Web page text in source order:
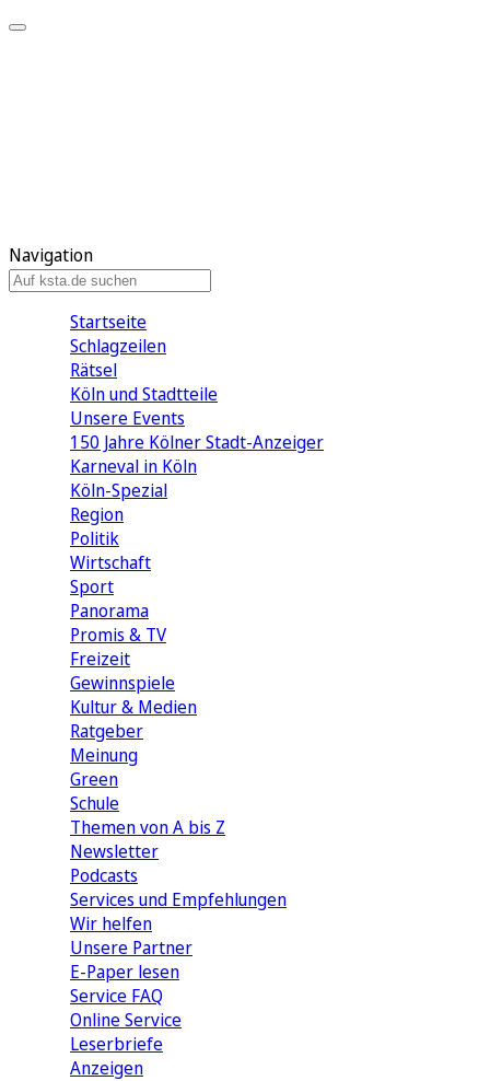
Navigation
Startseite
Schlagzeilen
Rätsel
Köln und Stadtteile
Unsere Events
150 Jahre Kölner Stadt-Anzeiger
Karneval in Köln
Köln-Spezial
Region
Politik
Wirtschaft
Sport
Panorama
Promis & TV
Freizeit
Gewinnspiele
Kultur & Medien
Ratgeber
Meinung
Green
Schule
Themen von A bis Z
Newsletter
Podcasts
Services und Empfehlungen
Wir helfen
Unsere Partner
E-Paper lesen
Service FAQ
Online Service
Leserbriefe
Anzeigen